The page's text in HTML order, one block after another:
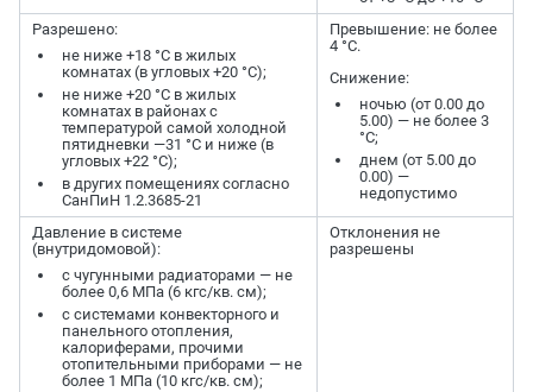
Разрешено:
не ниже +18 °C в жилых
комнатах (в угловых +20 °C);
не ниже +20 °C в жилых
комнатах в районах с
температурой самой холодной
пятидневки —31 °C и ниже (в
угловых +22 °C);
в других помещениях согласно
СанПиН 1.2.3685-21
Превышение: не более
4 °C.
Снижение:
ночью (от 0.00 до
5.00) — не более 3
°C;
днем (от 5.00 до
0.00) —
недопустимо
Давление в системе
(внутридомовой):
с чугунными радиаторами — не
более 0,6 МПа (6 кгс/кв. см);
с системами конвекторного и
панельного отопления,
калориферами, прочими
отопительными приборами — не
более 1 МПа (10 кгс/кв. см);
Отклонения не
разрешены